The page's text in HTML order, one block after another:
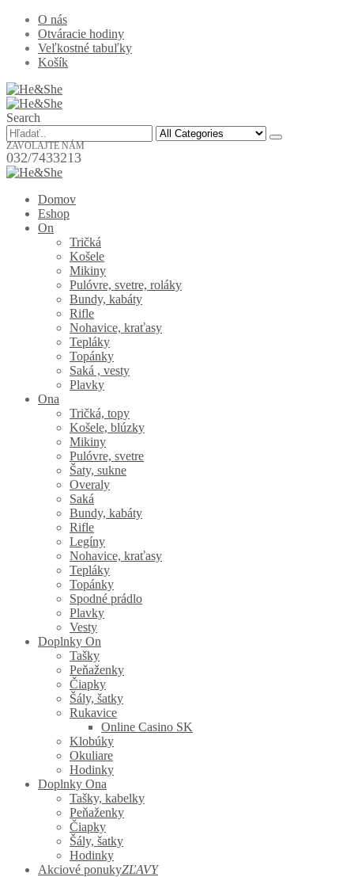
O nás
Otváracie hodiny
Veľkostné tabuľky
Košík
Search
ZAVOLAJTE NÁM
032/7433213
Domov
Eshop
On
Tričká
Košele
Mikiny
Pulóvre, svetre, roláky
Bundy, kabáty
Rifle
Nohavice, kraťasy
Tepláky
Topánky
Saká , vesty
Plavky
Ona
Tričká, topy
Košele, blúzky
Mikiny
Pulóvre, svetre
Šaty, sukne
Overaly
Saká
Bundy, kabáty
Rifle
Legíny
Nohavice, kraťasy
Tepláky
Topánky
Spodné prádlo
Plavky
Vesty
Doplnky On
Tašky
Peňaženky
Čiapky
Šály, šatky
Rukavice
Online Casino SK
Klobúky
Okuliare
Hodinky
Doplnky Ona
Tašky, kabelky
Peňaženky
Čiapky
Šály, šatky
Hodinky
Akciové ponukyZĽAVY